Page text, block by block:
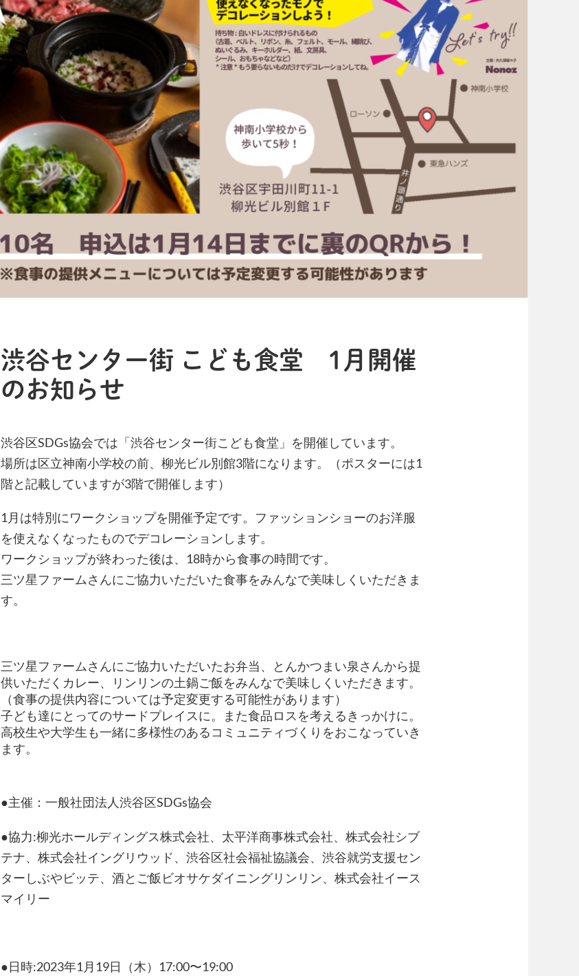
渋谷センター街 こども食堂 1月開催
のお知らせ
渋谷区SDGs協会では「渋谷センター街こども食堂」 を開催しています。
場所は区立神南小学校の前、柳光ビル別館3階になります。（ポスターには1
階と記載していますが3階で開催します）
1月は特別にワークショップを開催予定です。 ファッションショーのお洋服
を使えなくなったものでデコレーショ ンします。
ワークショップが終わった後は、18時から食事の時間です。
三ツ星ファームさんにご協力いただいた食事をみんなで美味しくいただきま
す。
三ツ星ファームさんにご協力いただいたお弁当、
とんかつまい泉さんから提
供いただくカレー、
リンリンの土鍋ご飯をみんなで美味しくいただきます。
（食事の提供内容については予定変更する可能性があります）
子ども達にとってのサードプレイスに。
また食品ロスを考えるきっかけに。
高校生や大学生も一緒に多様性のあるコミュニティづくりをおこなっていき
ます。
●主催：一般社団法人渋谷区SDGs協会
●協力:柳光ホールディングス株式会社、太平洋商事株式会社、 株式会社シブ
テナ、株式会社イングリウッド、 渋谷区社会福祉協議会、渋谷就労支援セン
ターしぶやビッテ、 酒とご飯ビオサケダイニングリンリン、株式会社イース
マイリー
●日時:2023年1月19日（木）17:00〜19:00